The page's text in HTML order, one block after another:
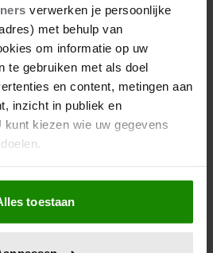
verwerken je persoonlijke
met behulp van
om informatie op uw
te gebruiken met als doel
en content, metingen aan
inzicht in publiek en
kunt kiezen wie uw gegevens
we ook graag:
over uw geografische
meter nauwkeurig kan zijn
toestaan